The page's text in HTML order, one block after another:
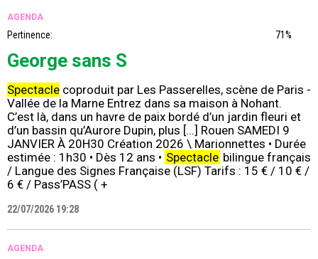
AGENDA
Pertinence: 71%
George sans S
Spectacle coproduit par Les Passerelles, scène de Paris -
Vallée de la Marne Entrez dans sa maison à Nohant.
C’est là, dans un havre de paix bordé d’un jardin fleuri et
d’un bassin qu’Aurore Dupin, plus [...] Rouen SAMEDI 9
JANVIER À 20H30 Création 2026 \ Marionnettes • Durée
estimée : 1h30 • Dès 12 ans • Spectacle bilingue français
/ Langue des Signes Française (LSF) Tarifs : 15 € / 10 € /
6 € / Pass’PASS ( +
22/07/2026 19:28
AGENDA